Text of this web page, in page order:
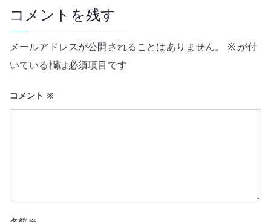
ー
シ
ョ
ン
コメントを残す
メールアドレスが公開されることはありません。 ※が付
いている欄は必須項目です
コメント ※